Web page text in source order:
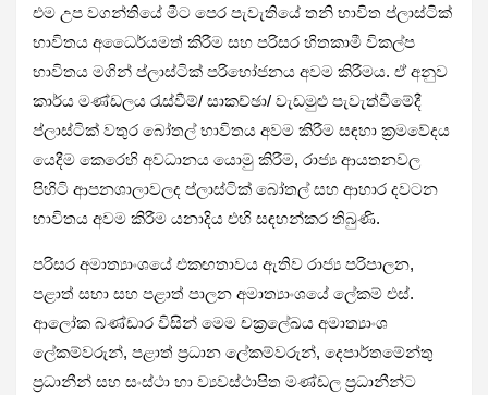
එම උප වගන්තියේ මීට පෙර පැවැතියේ තනි භාවිත ප්ලාස්ටික්
භාවිතය අධෛර්යමත් කිරීම සහ පරිසර හිතකාමී විකල්ප
භාවිතය මගින් ප්ලාස්ටික් පරිභෝජනය අවම කිරීමය. ඒ අනුව
කාර්ය මණ්ඩලය රැස්වීම්/ සාකච්ඡා/ වැඩමුළු පැවැත්වීමේදී
ප්ලාස්ටික් වතුර බෝතල් භාවිතය අවම කිරීම සඳහා ක්‍රමවේදය
යෙදීම කෙරෙහි අවධානය යොමු කිරීම, රාජ්‍ය ආයතනවල
පිහිටි ආපනශාලාවලද ප්ලාස්ටික් බෝතල් සහ ආහාර දවටන
භාවිතය අවම කිරීම යනාදිය එහි සඳහන්කර තිබුණි.
පරිසර අමාත්‍යාංශයේ එකඟතාවය ඇතිව රාජ්‍ය පරිපාලන,
පළාත් සභා සහ පළාත් පාලන අමාත්‍යාංශයේ ලේකම් එස්.
ආලෝක බණ්ඩාර විසින් මෙම චක්‍රලේඛය අමාත්‍යාංශ
ලේකම්වරුන්, පළාත් ප්‍රධාන ලේකම්වරුන්, දෙපාර්තමේන්තු
ප්‍රධානීන් සහ සංස්ථා හා ව්‍යවස්ථාපිත මණ්ඩල ප්‍රධානීන්ට